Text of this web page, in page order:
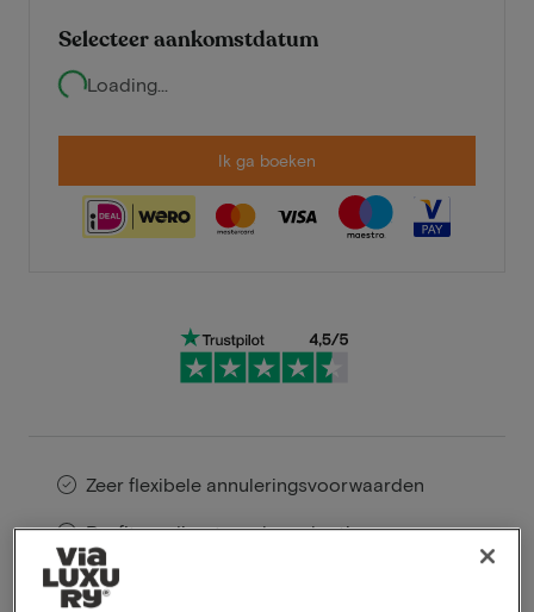
Selecteer aankomstdatum
Loading...
Ik ga boeken
Zeer flexibele annuleringsvoorwaarden
Profiteer direct van hoge kortingen
Members profiteren van speciale